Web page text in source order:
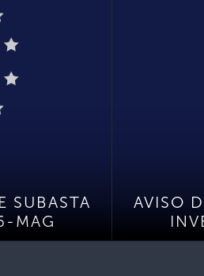
SUBASTA
MAG
AVISO